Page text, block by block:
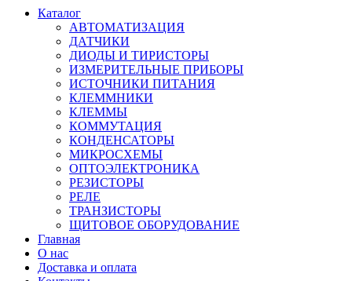
Каталог
АВТОМАТИЗАЦИЯ
ДАТЧИКИ
ДИОДЫ И ТИРИСТОРЫ
ИЗМЕРИТЕЛЬНЫЕ ПРИБОРЫ
ИСТОЧНИКИ ПИТАНИЯ
КЛЕММНИКИ
КЛЕММЫ
КОММУТАЦИЯ
КОНДЕНСАТОРЫ
МИКРОСХЕМЫ
ОПТОЭЛЕКТРОНИКА
РЕЗИСТОРЫ
РЕЛЕ
ТРАНЗИСТОРЫ
ЩИТОВОЕ ОБОРУДОВАНИЕ
Главная
О нас
Доставка и оплата